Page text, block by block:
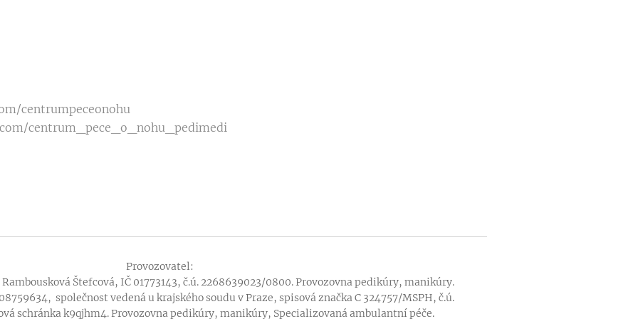
centrumpeceonohu
centrum_pece_o_nohu_pedimedi
Provozovatel:
Štefcová, IČ 01773143, č.ú. 2268639023/0800. Provozovna pedikúry, manikúry.
společnost vedená u krajského soudu v Praze, spisová značka C 324757/MSPH, č.ú.
schránka k9qjhm4. Provozovna pedikúry, manikúry, Specializovaná ambulantní péče.